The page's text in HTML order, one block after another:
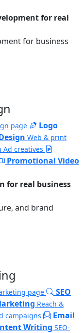
for real
for business
page
Logo
Web & print
Ad creatives
Promotional Video
for real business
and brand
page SEO
Reach &
campaigns
Email
Writing SEO-